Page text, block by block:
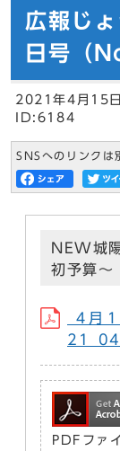
広報じ
日号（
2021年4月15日
ID:6184
SNSへのリンクは
NEW城
初予算～
４月
PDFファ